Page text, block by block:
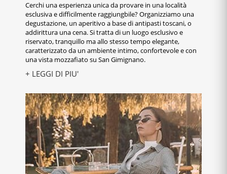
Cerchi una esperienza unica da provare in una località
esclusiva e difficilmente raggiungbile? Organizziamo una
degustazione, un aperitivo a base di antipasti toscani, o
addirittura una cena. Si tratta di un luogo esclusivo e
riservato, tranquillo ma allo stesso tempo elegante,
caratterizzato da un ambiente intimo, confortevole e con
una vista mozzafiato su San Gimignano.
+ LEGGI DI PIU'